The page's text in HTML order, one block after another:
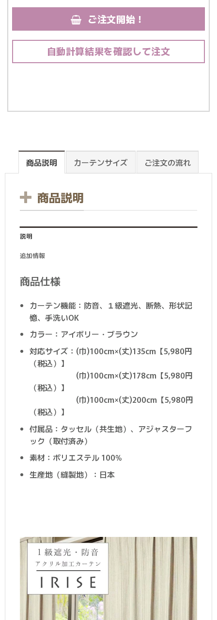
ご注文開始！
自動計算結果を確認して注文
商品説明 カーテンサイズ ご注文の流れ
商品説明
説明
追加情報
商品仕様
カーテン機能：防音、１級遮光、断熱、形状記
憶、手洗いOK
カラー：アイボリー・ブラウン
対応サイズ：(巾)100cm×(丈)135cm【5,980円
（税込）】
(巾)100cm×(丈)178cm【5,980円
（税込）】
(巾)100cm×(丈)200cm【5,980円
（税込）】
付属品：タッセル（共生地）、アジャスターフ
ック（取付済み）
素材：ポリエステル 100%
生産地（縫製地）：日本